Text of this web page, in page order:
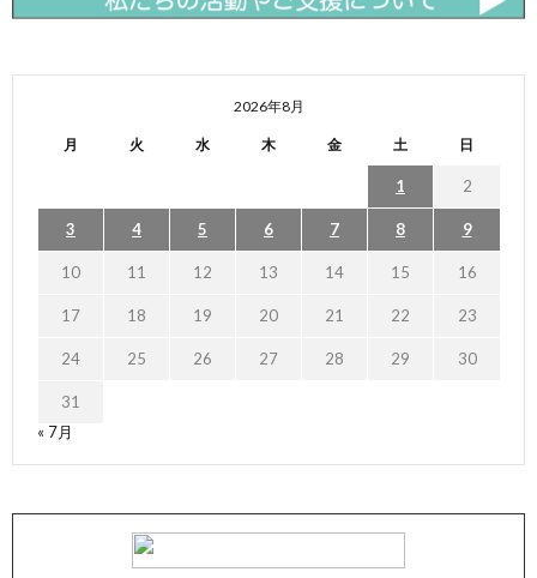
2026年8月
月 火 水 木 金 土 日
1 2
3 4 5 6 7 8 9
10 11 12 13 14 15 16
17 18 19 20 21 22 23
24 25 26 27 28 29 30
31
« 7月